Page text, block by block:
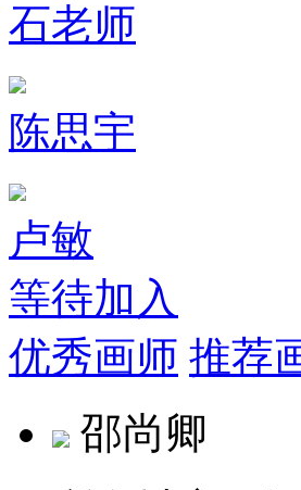
石老师
陈思宇
卢敏
等待加入
优秀画师 推荐
邵尚卿